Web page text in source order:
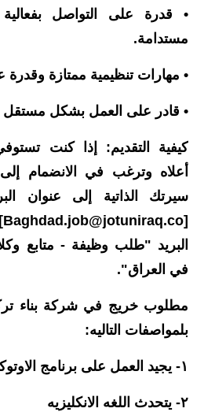
• قدرة على التواصل بفعالية
مستدامة.
• مهارات تنظيمية ممتازة وقدرة
• قادر على العمل بشكل
كيفية التقديم: إذا كنت
أعلاه وترغب في الانضمام
سيرتك الذاتية إلى عنوان
[
Baghdad.job@jotuniraq.co
البريد "طلب وظيفة - متابع
في العراق".
مطلوب خريج في شركة بناء
بلمواصفات التاليه:
١- يجيد العمل على برنامج الاوتوكاد
٢- يتحدث اللغه الانكليزيه